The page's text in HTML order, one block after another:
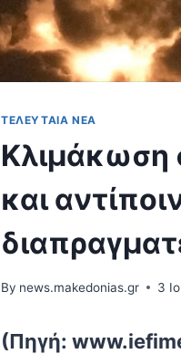
ΤΕΛΕΥΤΑΊΑ ΝΈΑ
Κλιμάκωση
και
By news.makedonias.gr 3
(Πηγή: